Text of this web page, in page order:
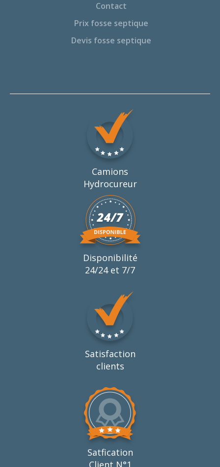
Contact
Prix fosse septique
Devis fosse septique
Camions
Hydrocureur
Disponibilité
24/24 et 7/7
Satisfaction
clients
Satfication
Client N°1